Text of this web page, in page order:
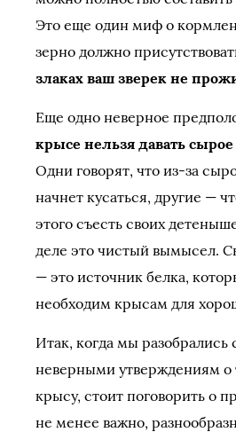
Это еще один миф о
зерно должно
злаках ваш зверек не
Еще одно неверное
крысе нельзя давать
Одни говорят, что из-за
начнет кусаться, другие —
этого съесть своих
деле это чистый вымысел.
— это источник белка,
необходим крысам для
Итак, когда мы
неверными утверждениям о
крысу, стоит поговорить о
не менее важно,